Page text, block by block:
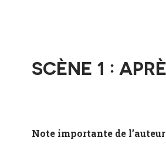
SCÈNE 1 :
Note importante de l’auteur